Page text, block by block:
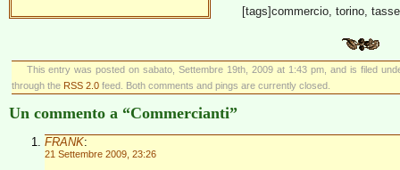
[tags]commercio, torino,
This entry was posted on sabato, Settembre 19th, 2009 at 1:43 pm, and is filed
through the RSS 2.0 feed. Both comments and pings are currently closed.
Un commento a “Commercianti”
FRANK:
21 Settembre 2009, 23:26